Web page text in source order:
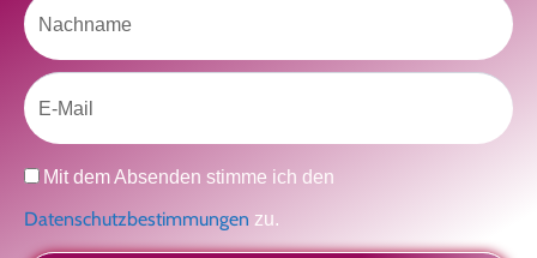
Email
Datenschutz
Mit dem Absenden stimme ich den
Datenschutzbestimmungen zu.